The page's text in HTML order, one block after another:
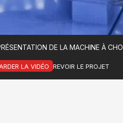
DE LA MACHINE À
LA VIDÉO REVOIR LE PROJET